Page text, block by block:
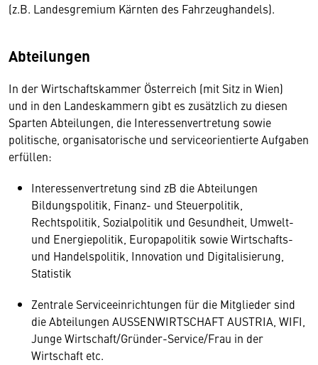
(z.B. Landesgremium Kärnten des Fahrzeughandels).
Abteilungen
In der Wirtschaftskammer Österreich (mit Sitz in Wien)
und in den Landeskammern gibt es zusätzlich zu diesen
Sparten Abteilungen, die Interessenvertretung sowie
politische, organisatorische und serviceorientierte Aufgaben
erfüllen:
Interessenvertretung sind zB die Abteilungen
Bildungspolitik, Finanz- und Steuerpolitik,
Rechtspolitik, Sozialpolitik und Gesundheit, Umwelt-
und Energiepolitik, Europapolitik sowie Wirtschafts-
und Handelspolitik, Innovation und Digitalisierung,
Statistik
Zentrale Serviceeinrichtungen für die Mitglieder sind
die Abteilungen AUSSENWIRTSCHAFT AUSTRIA, WIFI,
Junge Wirtschaft/Gründer-Service/Frau in der
Wirtschaft etc.